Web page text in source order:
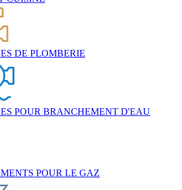
DE PLOMBERIE
POUR BRANCHEMENT D'EAU
POUR LE GAZ